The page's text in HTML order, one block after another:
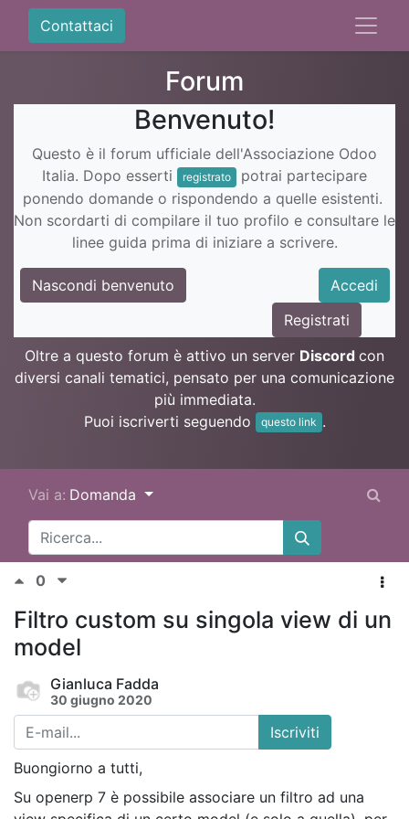
Contattaci
Forum
Benvenuto!
Questo è il forum ufficiale dell'Associazione Odoo
Italia. Dopo esserti
registrato
potrai partecipare
ponendo domande o rispondendo a quelle esistenti.
Non scordarti di compilare il tuo profilo e consultare le
linee guida prima di iniziare a scrivere.
Nascondi benvenuto
Accedi
Registrati
Oltre a questo forum è attivo un server Discord con
diversi canali tematici, pensato per una comunicazione
più immediata.
Puoi iscriverti seguendo
questo link .
Vai a: Domanda
0
Filtro custom su singola view di un
model
Gianluca Fadda
30 giugno 2020
Iscriviti
Buongiorno a tutti,
Su openerp 7 è possibile associare un filtro ad una